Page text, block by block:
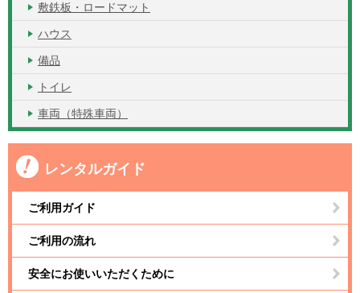
敷鉄板・ロードマット
ハウス
備品
トイレ
車両（特殊車両）
レンタルガイド
ご利用ガイド
ご利用の流れ
安全にお使いいただくために